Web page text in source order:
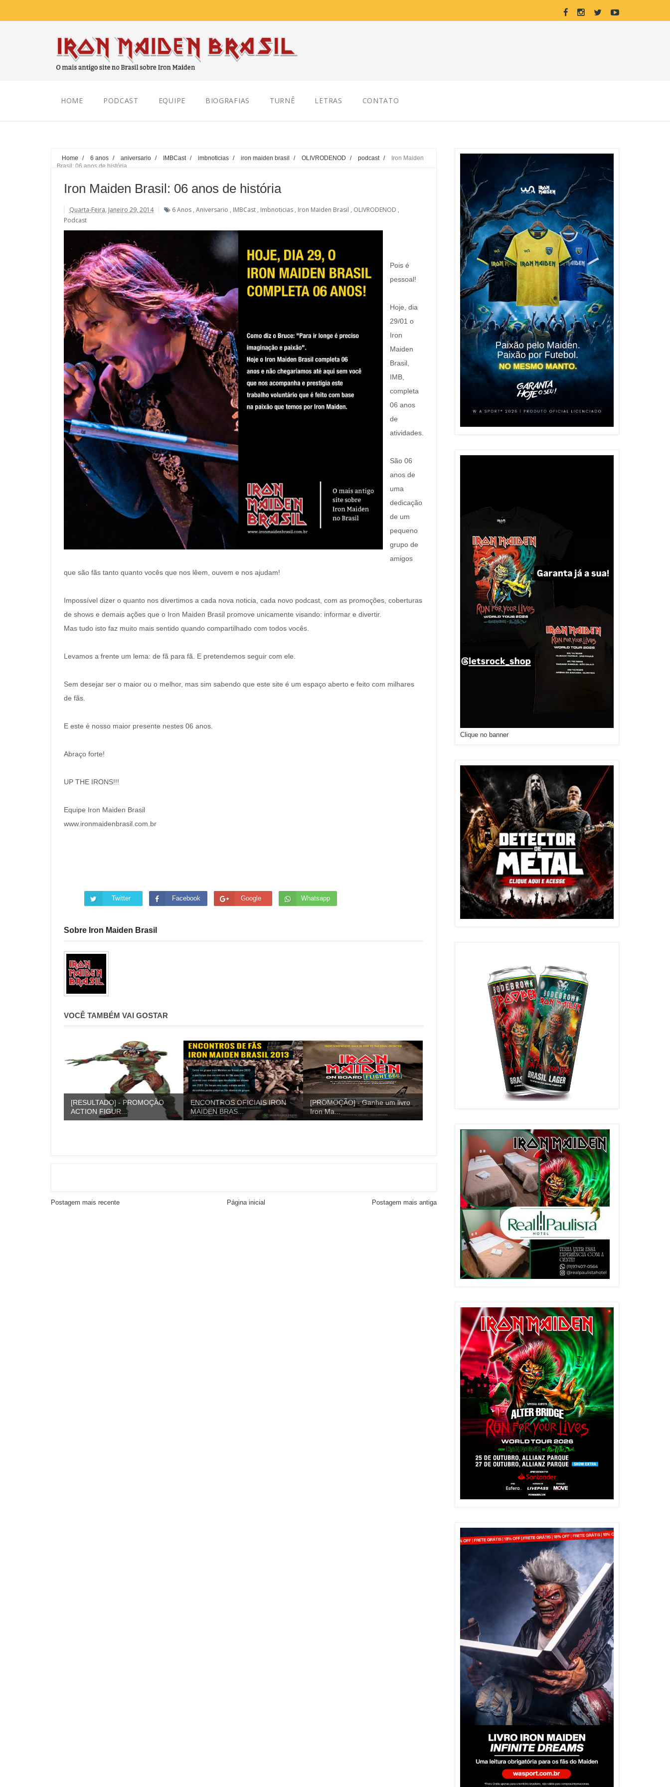
HOME PODCAST EQUIPE BIOGRAFIAS TURNÊ LETRAS CONTATO
Home / 6 anos / aniversario / IMBCast / imbnoticias / iron maiden brasil / OLIVRODENOD / podcast /
Iron Maiden
Brasil: 06 anos de história
Iron Maiden Brasil: 06 anos de história
Quarta-Feira, Janeiro 29, 2014 6 Anos , Aniversario , IMBCast , Imbnoticias , Iron Maiden Brasil , OLIVRODENOD ,
Podcast
Pois é
pessoal!
Hoje, dia
29/01 o
Iron
Maiden
Brasil,
IMB,
completa
06 anos
de
atividades.
São 06
anos de
uma
dedicação
de um
pequeno
grupo de
amigos
que são fãs tanto quanto vocês que nos lêem, ouvem e nos ajudam!
Impossível dizer o quanto nos divertimos a cada nova noticia, cada novo podcast, com as promoções, coberturas
de shows e demais ações que o Iron Maiden Brasil promove unicamente visando: informar e divertir.
Mas tudo isto faz muito mais sentido quando compartilhado com todos vocês.
Levamos a frente um lema: de fã para fã. E pretendemos seguir com ele.
Sem desejar ser o maior ou o melhor, mas sim sabendo que este site é um espaço aberto e feito com milhares
de fãs.
E este é nosso maior presente nestes 06 anos.
Abraço forte!
UP THE IRONS!!!
Equipe Iron Maiden Brasil
www.ironmaidenbrasil.com.br
Twitter Facebook Google Whatsapp
Sobre Iron Maiden Brasil
VOCÊ TAMBÉM VAI GOSTAR
[RESULTADO] - PROMOÇÃO
ACTION FIGUR...
ENCONTROS OFICIAIS IRON
MAIDEN BRAS...
[PROMOÇÃO] - Ganhe um livro
Iron Ma...
Postagem mais recente Postagem mais antiga
Página inicial
Clique no banner